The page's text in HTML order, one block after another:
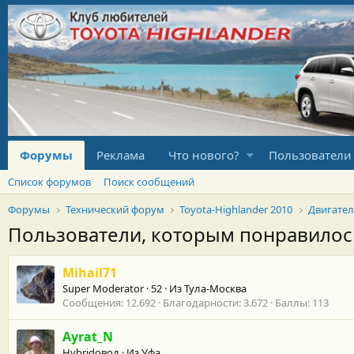
Форумы Реклама Что нового? Пользователи
Список форумов
Поиск сообщений
Форумы
Технический форум Toyota-Highlander 2010
Пользователи, которым
Mihail71
Super Moderator ·52 · ИзТула-Москва
Сообщения 12.692 Благодарности 3.672 Баллы 113
Ayrat_N